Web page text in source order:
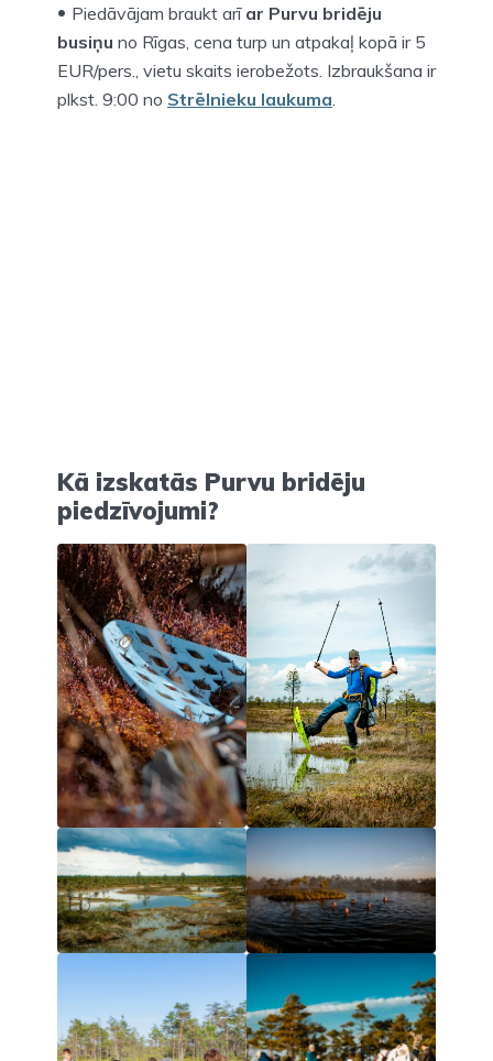
Piedāvājam braukt arī ar Purvu bridēju
busiņu no Rīgas, cena turp un atpakaļ kopā ir 5
EUR/pers., vietu skaits ierobežots. Izbraukšana ir
plkst. 9:00 no Strēlnieku laukuma
Kā izskatās Purvu bridēju
piedzīvojumi?